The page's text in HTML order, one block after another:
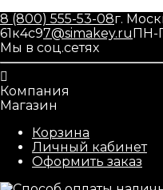
8 (800) 555-53-08г.
61к4с97@simakey.ruПН-
Мы в соц.сетях
Компания
Магазин
Корзина
Личный кабинет
Оформить заказ